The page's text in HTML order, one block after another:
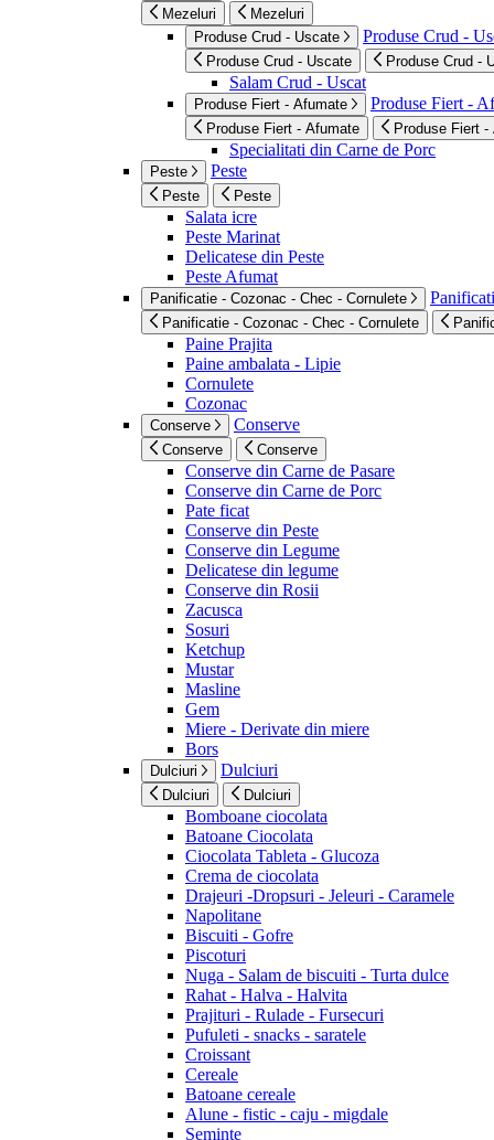
Mezeluri
Mezeluri
Produse Crud - Uscate
Produse Crud -
Produse Crud - Uscate Produse Crud -
Salam Crud - Uscat
Produse Fiert - Afumate Produse Fiert -
Produse Fiert - Afumate Produse Fiert -
Specialitati din Carne de Porc
Peste Peste
Peste Peste
Salata icre
Peste Marinat
Delicatese din Peste
Peste Afumat
Panificatie - Cozonac - Chec - Cornulete
Panificatie - Cozonac - Chec - Cornulete
Paine Prajita
Paine ambalata - Lipie
Cornulete
Cozonac
Conserve Conserve
Conserve Conserve
Conserve din Carne de Pasare
Conserve din Carne de Porc
Pate ficat
Conserve din Peste
Conserve din Legume
Delicatese din legume
Conserve din Rosii
Zacusca
Sosuri
Ketchup
Mustar
Masline
Gem
Miere - Derivate din miere
Bors
Dulciuri Dulciuri
Dulciuri Dulciuri
Bomboane ciocolata
Batoane Ciocolata
Ciocolata Tableta - Glucoza
Crema de ciocolata
Drajeuri -Dropsuri - Jeleuri - Caramele
Napolitane
Biscuiti - Gofre
Piscoturi
Nuga - Salam de biscuiti - Turta dulce
Rahat - Halva - Halvita
Prajituri - Rulade - Fursecuri
Pufuleti - snacks - saratele
Croissant
Cereale
Batoane cereale
Alune - fistic - caju - migdale
Seminte